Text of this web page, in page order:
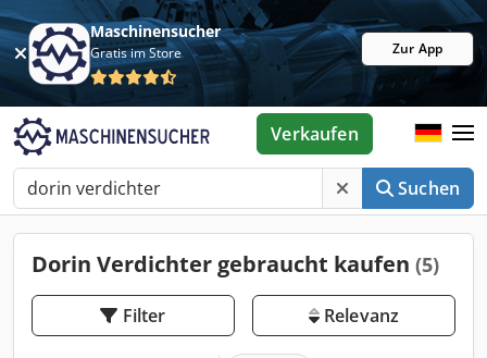
Maschinensucher
Gratis im Store Zur App
Suchen
Verkaufen
Dorin Verdichter gebraucht kaufen (5)
Filter Relevanz